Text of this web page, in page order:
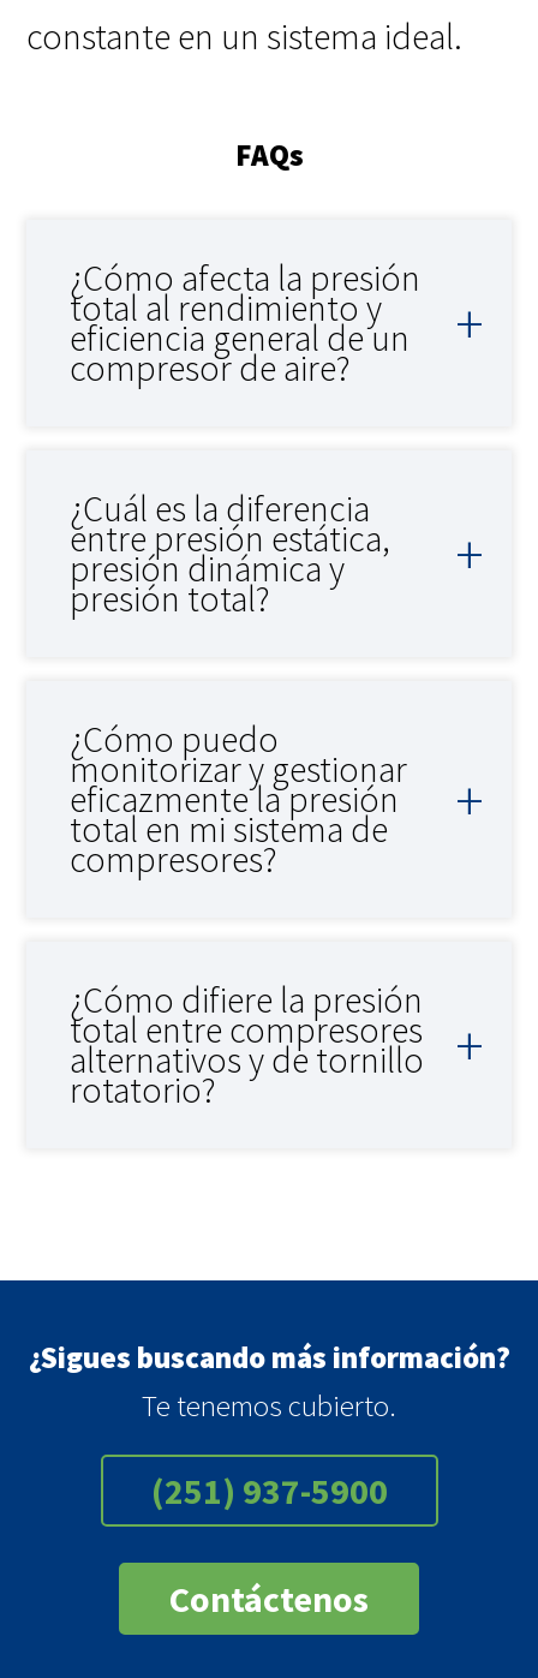
constante en un sistema ideal.
FAQs
¿Cómo afecta la presión
total al rendimiento y
eficiencia general de un
compresor de aire?
¿Cuál es la diferencia
entre presión estática,
presión dinámica y
presión total?
¿Cómo puedo
monitorizar y gestionar
eficazmente la presión
total en mi sistema de
compresores?
¿Cómo difiere la presión
total entre compresores
alternativos y de tornillo
rotatorio?
¿Sigues buscando más información?
Te tenemos cubierto.
(251) 937-5900
Contáctenos